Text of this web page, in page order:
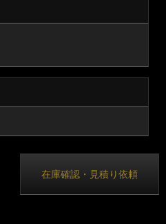
在庫確認・見積り依頼